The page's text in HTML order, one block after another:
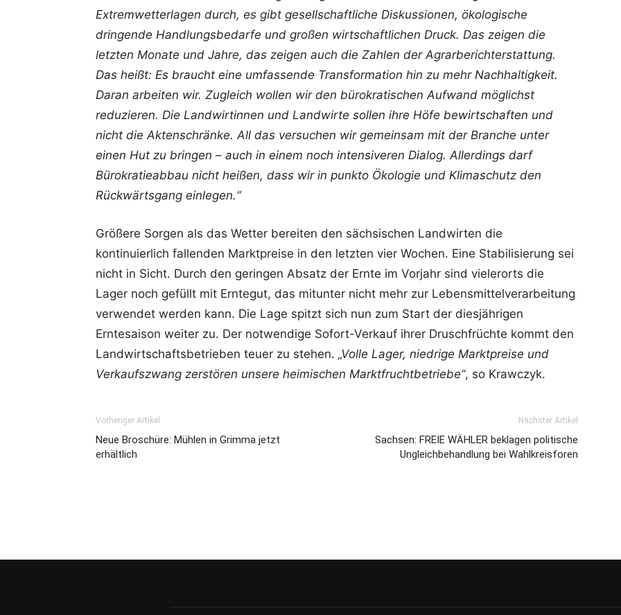
Extremwetterlagen durch, es gibt gesellschaftliche Diskussionen, ökologische
dringende Handlungsbedarfe und großen wirtschaftlichen Druck. Das zeigen die
letzten Monate und Jahre, das zeigen auch die Zahlen der Agrarberichterstattung.
Das heißt: Es braucht eine umfassende Transformation hin zu mehr Nachhaltigkeit.
Daran arbeiten wir. Zugleich wollen wir den bürokratischen Aufwand möglichst
reduzieren. Die Landwirtinnen und Landwirte sollen ihre Höfe bewirtschaften und
nicht die Aktenschränke. All das versuchen wir gemeinsam mit der Branche unter
einen Hut zu bringen – auch in einem noch intensiveren Dialog. Allerdings darf
Bürokratieabbau nicht heißen, dass wir in punkto Ökologie und Klimaschutz den
Rückwärtsgang einlegen.“
Größere Sorgen als das Wetter bereiten den sächsischen Landwirten die
kontinuierlich fallenden Marktpreise in den letzten vier Wochen. Eine Stabilisierung sei
nicht in Sicht. Durch den geringen Absatz der Ernte im Vorjahr sind vielerorts die
Lager noch gefüllt mit Erntegut, das mitunter nicht mehr zur Lebensmittelverarbeitung
verwendet werden kann. Die Lage spitzt sich nun zum Start der diesjährigen
Erntesaison weiter zu. Der notwendige Sofort-Verkauf ihrer Druschfrüchte kommt den
Landwirtschaftsbetrieben teuer zu stehen. „Volle Lager, niedrige Marktpreise und
Verkaufszwang zerstören unsere heimischen Marktfruchtbetriebe“, so Krawczyk.
Vorheriger Artikel
Neue Broschüre: Mühlen in Grimma jetzt
erhältlich
Nächster Artikel
Sachsen: FREIE WÄHLER beklagen politische
Ungleichbehandlung bei Wahlkreisforen